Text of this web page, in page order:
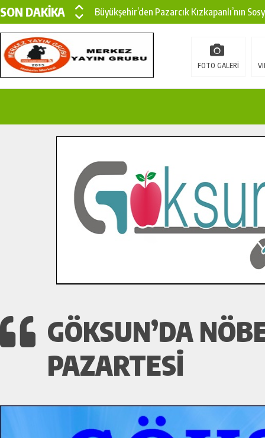
SON DAKİKA
Büyükşehir’den Pazarcık Kızkapanlı’nın
Büyükşehir’den Pazarcık Kırsalına Modern
Çin’den KSÜ’ye Uluslararası Başarı:
İlçe Jandarma Komutanı Karakaya’dan
Bertiz’in Yeni Köprüsünde Sona Doğru.
FOTO GALERİ
GÖKSUN’DA
PAZARTESI